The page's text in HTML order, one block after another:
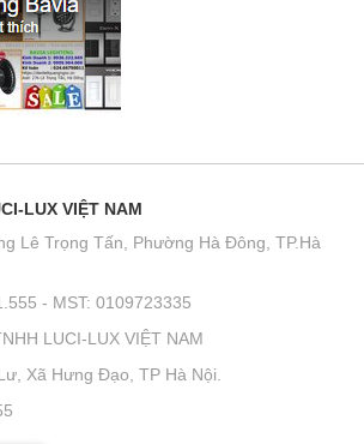
LUX VIỆT NAM
Lê Trọng Tấn, Phường Hà Đông, TP.Hà
- MST: 0109723335
LUCI-LUX VIỆT NAM
Xã Hưng Đạo, TP Hà Nội.